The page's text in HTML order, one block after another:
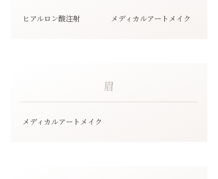
ヒアルロン酸注射 メディカルアートメイク
眉
メディカルアートメイク